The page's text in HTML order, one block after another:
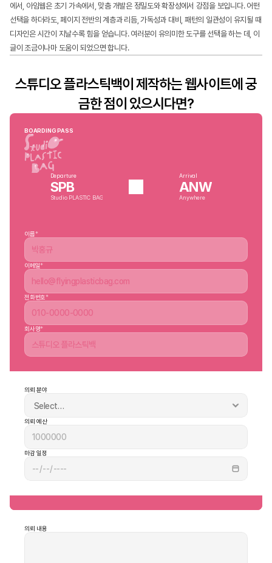
에서, 아임웹은 초기 가속에서, 맞춤 개발은 정밀도와 확장성에서 강점을 보입니다. 어떤
선택을 하더라도, 페이지 전반의 계층과 리듬, 가독성과 대비, 패턴의 일관성이 유지될 때
디자인은 시간이 지날수록 힘을 얻습니다. 여러분이 유의미한 도구를 선택을 하는 데, 이
글이 조금이나마 도움이 되었으면 합니다.
스튜디오 플라스틱백이 제작하는 웹사이트에 궁
금한 점이 있으시다면?
BOARDING PASS
Departure
SPB
Studio PLASTIC BAG
Arrival
ANW
Anywhere
이름*
이메일*
전화번호*
회사명*
의뢰 분야
의뢰 예산
마감 일정
의뢰 내용